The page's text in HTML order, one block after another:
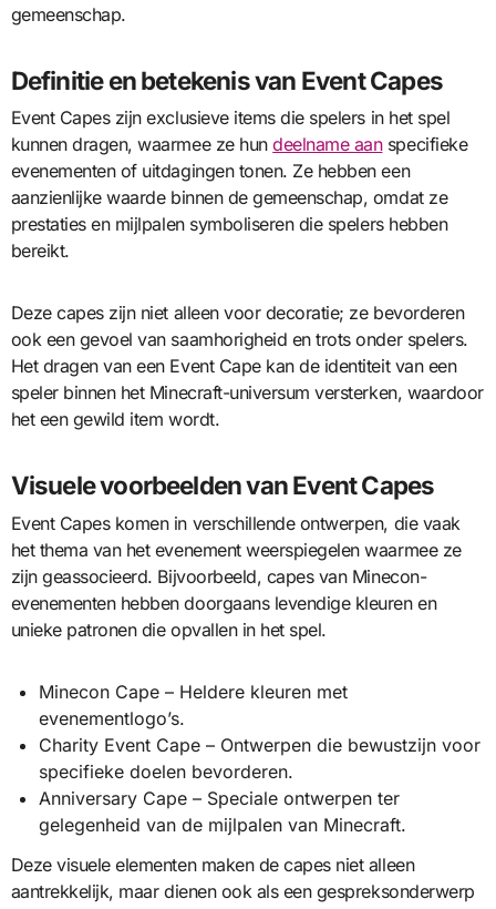
gemeenschap.
Definitie en betekenis van Event Capes
Event Capes zijn exclusieve items die spelers in het spel
kunnen dragen, waarmee ze hundeelname aanspecifieke
evenementen of uitdagingen tonen. Ze hebben een
aanzienlijke waarde binnen de gemeenschap, omdat ze
prestaties en mijlpalen symboliseren die spelers hebben
bereikt.
Deze capes zijn niet alleen voor decoratie; ze bevorderen
ook een gevoel van saamhorigheid en trots onder spelers.
Het dragen van een Event Cape kan de identiteit van een
speler binnen het Minecraft-universum versterken, waardoor
het een gewild item wordt.
Visuele voorbeelden van Event Capes
Event Capes komen in verschillende ontwerpen, die vaak
het thema van het evenement weerspiegelen waarmee ze
zijn geassocieerd. Bijvoorbeeld, capes van Minecon-
evenementen hebben doorgaans levendige kleuren en
unieke patronen die opvallen in het spel.
Minecon Cape – Heldere kleuren met
evenementlogo’s.
Charity Event Cape – Ontwerpen die bewustzijn voor
specifieke doelen bevorderen.
Anniversary Cape – Speciale ontwerpen ter
gelegenheid van de mijlpalen van Minecraft.
Deze visuele elementen maken de capes niet alleen
aantrekkelijk, maar dienen ook als een gespreksonderwerp